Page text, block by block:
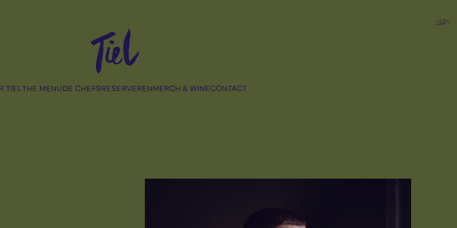
NLEN
TIEL THE MENU DE CHEFS RESERVEREN MERCH & WINE CONTACT